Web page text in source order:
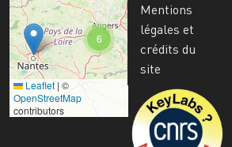
6
Leaflet | ©
OpenStreetMap
contributors
Mentions
légales et
crédits du
site
Image